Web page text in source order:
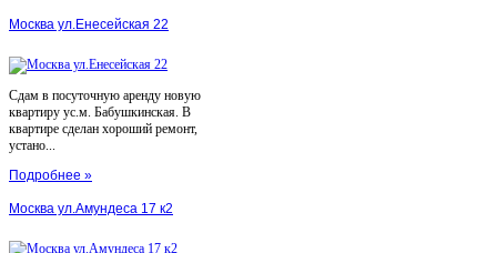
Москва ул.Енесейская 22
Сдам в посуточную аренду новую
квартиру ус.м. Бабушкинская. В
квартире сделан хороший ремонт,
устано...
Подробнее »
Москва ул.Амундеса 17 к2